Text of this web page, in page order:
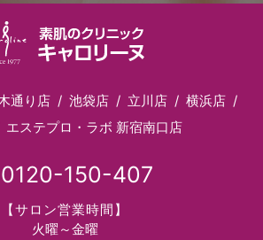
通り店 池袋店 立川店
横浜店
エステプロ・ラボ 新宿南口店
0120-150-407
【サロン営業時間】
火曜～金曜